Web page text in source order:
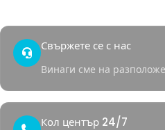
Свържете се с нас
Винаги сме на
Кол център 24/7